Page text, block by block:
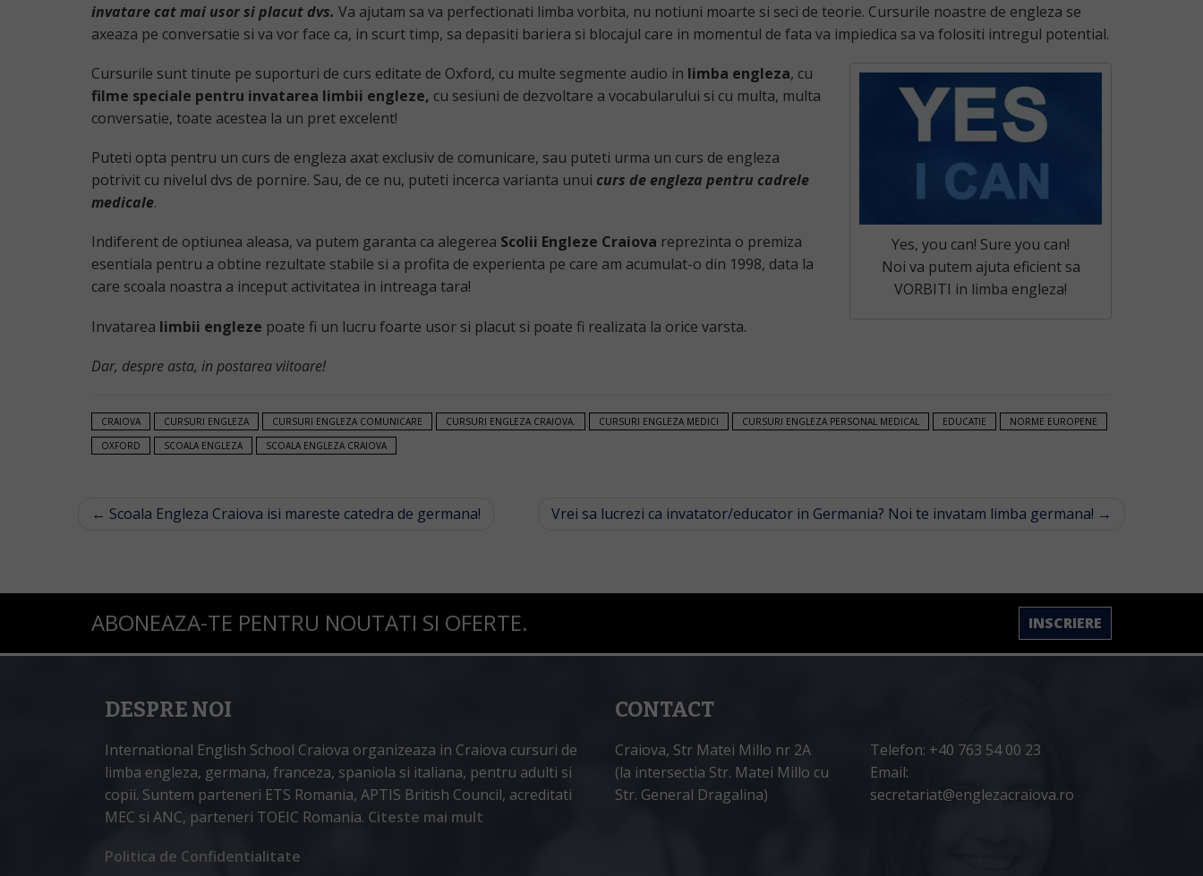
invatare cat mai usor si placut dvs. Va ajutam sa va perfectionati limba vorbita, nu notiuni moarte si seci de teorie. Cursurile noastre de engleza se
axeaza pe conversatie si va vor face ca, in scurt timp, sa depasiti bariera si blocajul care in momentul de fata va impiedica sa va folositi intregul potential.
Yes, you can! Sure you can!
Noi va putem ajuta eficient sa
VORBITI in limba engleza!
Cursurile sunt tinute pe suporturi de curs editate de Oxford, cu multe segmente audio in limba engleza, cu
filme speciale pentru invatarea limbii engleze, cu sesiuni de dezvoltare a vocabularului si cu multa, multa
conversatie, toate acestea la un pret excelent!
Puteti opta pentru un curs de engleza axat exclusiv de comunicare, sau puteti urma un curs de engleza
potrivit cu nivelul dvs de pornire. Sau, de ce nu, puteti incerca varianta unui curs de engleza pentru cadrele
medicale.
Indiferent de optiunea aleasa, va putem garanta ca alegerea Scolii Engleze Craiova reprezinta o premiza
esentiala pentru a obtine rezultate stabile si a profita de experienta pe care am acumulat-o din 1998, data la
care scoala noastra a inceput activitatea in intreaga tara!
Invatarea limbii engleze poate fi un lucru foarte usor si placut si poate fi realizata la orice varsta.
Dar, despre asta, in postarea viitoare!
CRAIOVA CURSURI ENGLEZA CURSURI ENGLEZA COMUNICARE CURSURI ENGLEZA CRAIOVA. CURSURI ENGLEZA MEDICI CURSURI ENGLEZA PERSONAL MEDICAL EDUCATIE
NORME EUROPENE
OXFORD
SCOALA ENGLEZA SCOALA ENGLEZA CRAIOVA
POST
← Scoala Engleza Craiova isi mareste catedra de germana! Vrei sa lucrezi ca invatator/educator in Germania? Noi te invatam limba germana! →
INSCRIERE
ABONEAZA-TE PENTRU NOUTATI SI OFERTE.
DESPRE NOI
International English School Craiova organizeaza in Craiova cursuri de
limba engleza, germana, franceza, spaniola si italiana, pentru adulti si
copii. Suntem parteneri ETS Romania, APTIS British Council, acreditati
MEC si ANC, parteneri TOEIC Romania. Citeste mai mult
Politica de Confidentialitate
CONTACT
Craiova, Str Matei Millo nr 2A
(la intersectia Str. Matei Millo cu
Str. General Dragalina)
Telefon: +40 763 54 00 23
Email:
secretariat@englezacraiova.ro